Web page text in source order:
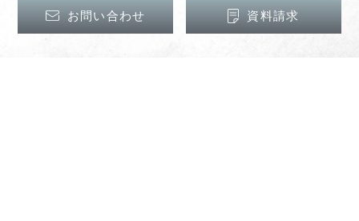
お問い合わせ 資料請求